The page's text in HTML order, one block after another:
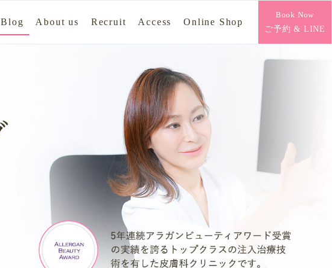
Blog About us Recruit Access Online Shop
Book Now
ご予約 & LINE